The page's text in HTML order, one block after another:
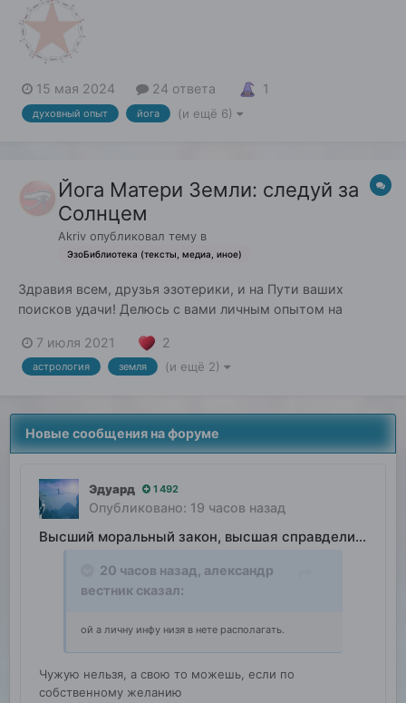
к совершенству Человека на Земле" (2024). Книга
бесплатная, скачать-почитать можно ЗДЕСЬ. Во славу
эволюции человеческого сознания!...
15 мая 2024 24 ответа 1
духовный опыт йога (и ещё 6)
Йога Матери Земли: следуй за
Солнцем
Akriv опубликовал тему в
ЭзоБиблиотека (тексты, медиа, иное)
Здравия всем, друзья эзотерики, и на Пути ваших
поисков удачи! Делюсь с вами личным опытом на
Матери Земли: следуй за Солнцем" (2020-2021). В ней
представлена практика, основанная на идее из
7 июля 2021 2
астрология земля (и ещё 2)
Новые сообщения на форуме
Эдуард 1 492
Опубликовано: 19 часов назад
Высший моральный закон, высшая справделивость
20 часов назад, александр
вестник сказал:
ой а личну инфу низя в нете располагать.
Чужую нельзя, а свою то можешь, если по
собственному желанию